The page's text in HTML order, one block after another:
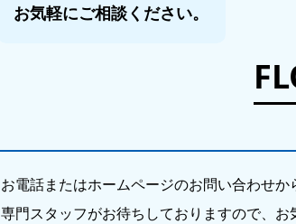
お気軽にご相談ください。
お電話またはホームページのお問い合わせか
専門スタッフがお待ちしておりますので、お